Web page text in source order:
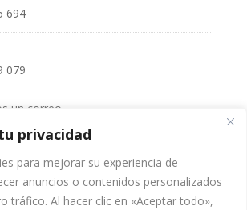
privacidad
para mejorar su experiencia de
anuncios o contenidos personalizados
tráfico. Al hacer clic en «Aceptar todo»,
694
079
un correo
lo primero